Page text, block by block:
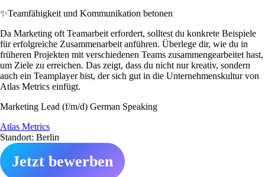
✨Teamfähigkeit und Kommunikation betonen
Da Marketing oft Teamarbeit erfordert, solltest du konkrete Beispiele
für erfolgreiche Zusammenarbeit anführen. Überlege dir, wie du in
früheren Projekten mit verschiedenen Teams zusammengearbeitet hast,
um Ziele zu erreichen. Das zeigt, dass du nicht nur kreativ, sondern
auch ein Teamplayer bist, der sich gut in die Unternehmenskultur von
Atlas Metrics einfügt.
Marketing Lead (f/m/d) German Speaking
Atlas Metrics
Standort: Berlin
Jetzt bewerben